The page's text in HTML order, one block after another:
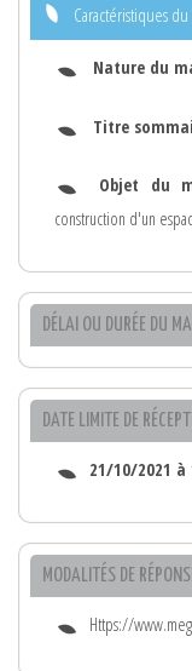
Caractéristiques
Nature du
Titre
Objet du
construction d'un
DÉLAI OU DURÉE DU
DATE LIMITE DE
21/10/2021 à
MODALITÉS DE
Https://